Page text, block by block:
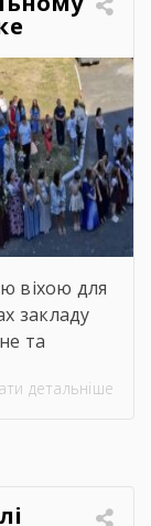
віхою для
закладу
та
з
детальніше